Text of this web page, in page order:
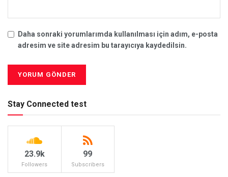
Daha sonraki yorumlarımda kullanılması için adım, e-posta
adresim ve site adresim bu tarayıcıya kaydedilsin.
Stay Connected test
23.9k
Followers
99
Subscribers